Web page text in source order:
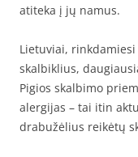
atiteka į jų namus.
Lietuviai,
skalbiklius,
Pigios skalbimo
alergijas – tai itin
drabužėlius reikėtų